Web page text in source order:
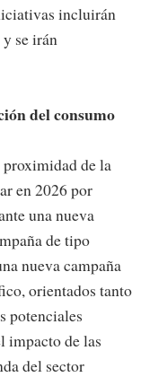
incluirán
se irán
del consumo
de la
en 2026 por
una nueva
de tipo
nueva campaña
orientados tanto
potenciales
impacto de las
del sector